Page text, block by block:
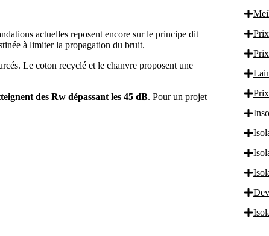
actuelles reposent encore sur le principe dit
à limiter la propagation du bruit.
Le coton recyclé et le chanvre proposent une
des Rw dépassant les 45 dB. Pour un projet